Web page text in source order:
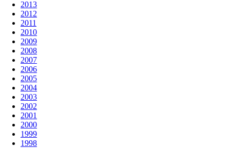
2013
2012
2011
2010
2009
2008
2007
2006
2005
2004
2003
2002
2001
2000
1999
1998